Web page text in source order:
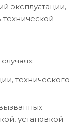
эксплуатации,
технического
установкой